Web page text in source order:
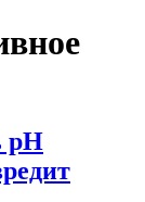
pH